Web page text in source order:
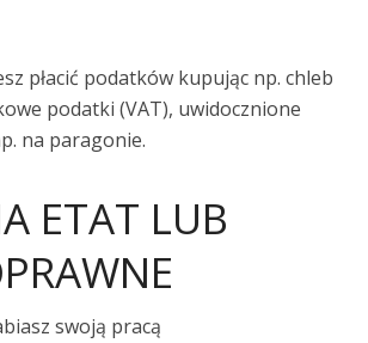
płacić podatków kupując np. chleb
podatki (VAT), uwidocznione
na paragonie.
ETAT LUB
swoją pracą